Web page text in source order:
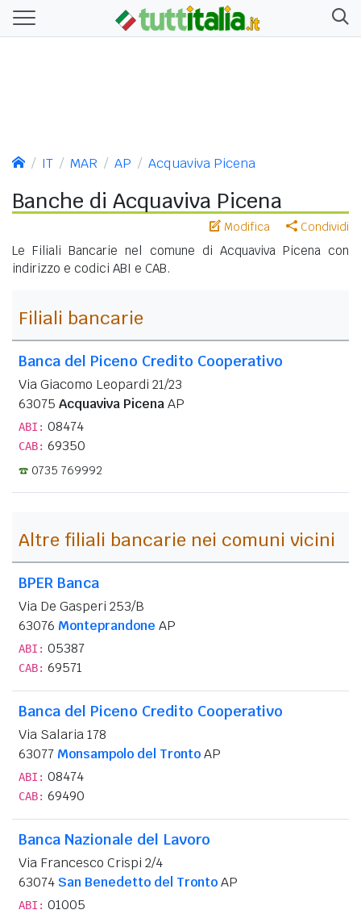
IT MAR AP Acquaviva Picena
Banche di Acquaviva Picena
Modifica Condividi
Le Filiali Bancarie nel comune di Acquaviva Picena con
indirizzo e codici ABI e CAB.
Filiali bancarie
Banca del Piceno Credito Cooperativo
Via Giacomo Leopardi 21/23
63075 Acquaviva PicenaAP
ABI: 08474
CAB: 69350
0735 769992
Altre filiali bancarie nei comuni vicini
BPER Banca
Via De Gasperi 253/B
63076 Monteprandone AP
ABI: 05387
CAB: 69571
Banca del Piceno Credito Cooperativo
Via Salaria 178
63077 Monsampolo del TrontoAP
ABI: 08474
CAB: 69490
Banca Nazionale del Lavoro
Via Francesco Crispi 2/4
63074 San Benedetto del TrontoAP
ABI: 01005